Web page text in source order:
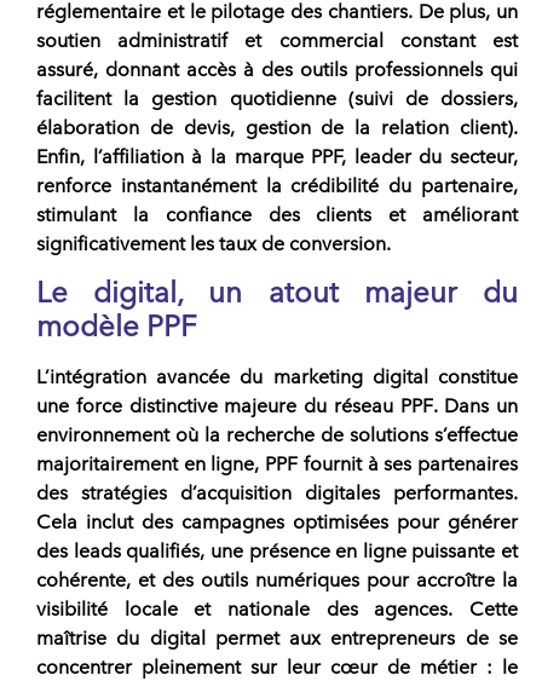
réglementaire et le pilotage des chantiers. De plus, un
soutien administratif et commercial constant est
assuré, donnant accès à des outils professionnels qui
facilitent la gestion quotidienne (suivi de dossiers,
élaboration de devis, gestion de la relation client).
Enfin, l’affiliation à la marque PPF, leader du secteur,
renforce instantanément la crédibilité du partenaire,
stimulant la confiance des clients et améliorant
significativement les taux de conversion.
Le digital, un atout majeur du
modèle PPF
L’intégration avancée du marketing digital constitue
une force distinctive majeure du réseau PPF. Dans un
environnement où la recherche de solutions s’effectue
majoritairement en ligne, PPF fournit à ses partenaires
des stratégies d’acquisition digitales performantes.
Cela inclut des campagnes optimisées pour générer
des leads qualifiés, une présence en ligne puissante et
cohérente, et des outils numériques pour accroître la
visibilité locale et nationale des agences. Cette
maîtrise du digital permet aux entrepreneurs de se
concentrer pleinement sur leur cœur de métier : le